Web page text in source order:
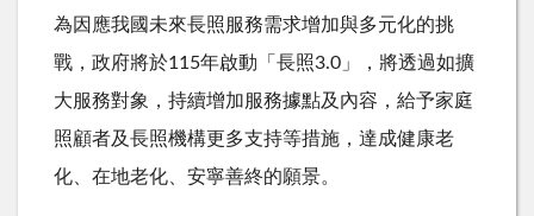
為因應我國未來長照服務需求增加與多元化的挑
戰，政府將於115年啟動「長照3.0」，將透過如擴
大服務對象，持續增加服務據點及內容，給予家庭
照顧者及長照機構更多支持等措施，達成健康老
化、在地老化、安寧善終的願景。